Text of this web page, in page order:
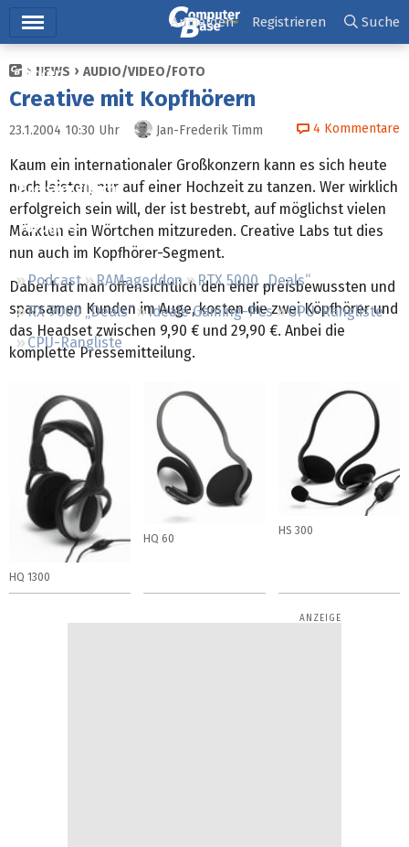
Ticker
Tests
Preisvergleich
Forum
Podcast RAMageddon
RTX 5000 „Deals“
RX 9000 „Deals“
Ideale Gaming-PCs
GPU-Rangliste
CPU-Rangliste
Anmelden Registrieren Suche
NEWS AUDIO/VIDEO/FOTO
Creative mit Kopfhörern
23.1.2004 10:30 Uhr Jan-Frederik Timm 4 Kommentare
Kaum ein internationaler Großkonzern kann es sich heute
noch leisten, nur auf einer Hochzeit zu tanzen. Wer wirklich
erfolgreich sein will, der ist bestrebt, auf möglichst vielen
Märkten ein Wörtchen mitzureden. Creative Labs tut dies
nun auch im Kopfhörer-Segment.
Dabei hat man offensichtlich den eher preisbewussten und
sparsamen Kunden im Auge, kosten die zwei Köpfhörer und
das Headset zwischen 9,90 € und 29,90 €. Anbei die
komplette Pressemitteilung.
HQ 1300
HQ 60
HS 300